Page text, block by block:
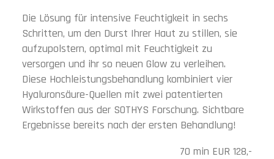
Die Lösung für intensive Feuchtigkeit in sechs
Schritten, um den Durst Ihrer Haut zu stillen, sie
aufzupolstern, optimal mit Feuchtigkeit zu
versorgen und ihr so neuen Glow zu verleihen.
Diese Hochleistungsbehandlung kombiniert vier
Hyaluronsäure-Quellen mit zwei patentierten
Wirkstoffen aus der SOTHYS Forschung. Sichtbare
Ergebnisse bereits nach der ersten Behandlung!
70 min EUR 128,-